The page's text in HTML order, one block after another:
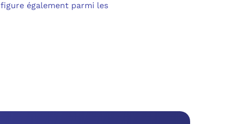
figure également parmi les